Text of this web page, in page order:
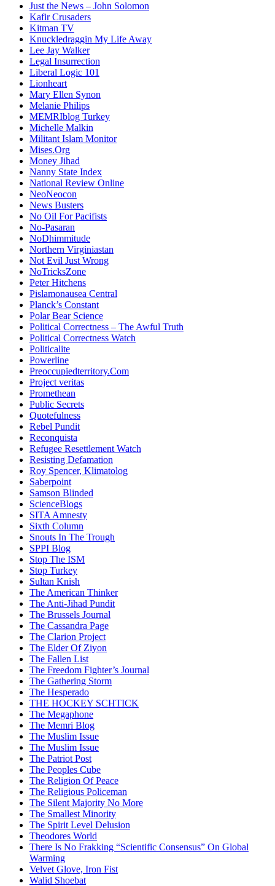
Just the News – John Solomon
Kafir Crusaders
Kitman TV
Knuckledraggin My Life Away
Lee Jay Walker
Legal Insurrection
Liberal Logic 101
Lionheart
Mary Ellen Synon
Melanie Philips
MEMRIblog Turkey
Michelle Malkin
Militant Islam Monitor
Mises.Org
Money Jihad
Nanny State Index
National Review Online
NeoNeocon
News Busters
No Oil For Pacifists
No-Pasaran
NoDhimmitude
Northern Virginiastan
Not Evil Just Wrong
NoTricksZone
Peter Hitchens
Pislamonausea Central
Planck’s Constant
Polar Bear Science
Political Correctness – The Awful Truth
Political Correctness Watch
Politicalite
Powerline
Preoccupiedterritory.Com
Project veritas
Promethean
Public Secrets
Quotefulness
Rebel Pundit
Reconquista
Refugee Resettlement Watch
Resisting Defamation
Roy Spencer, Klimatolog
Saberpoint
Samson Blinded
ScienceBlogs
SITA Amnesty
Sixth Column
Snouts In The Trough
SPPI Blog
Stop The ISM
Stop Turkey
Sultan Knish
The American Thinker
The Anti-Jihad Pundit
The Brussels Journal
The Cassandra Page
The Clarion Project
The Elder Of Ziyon
The Fallen List
The Freedom Fighter’s Journal
The Gathering Storm
The Hesperado
THE HOCKEY SCHTICK
The Megaphone
The Memri Blog
The Muslim Issue
The Muslim Issue
The Patriot Post
The Peoples Cube
The Religion Of Peace
The Religious Policeman
The Silent Majority No More
The Smallest Minority
The Spirit Level Delusion
Theodores World
There Is No Frakking “Scientific Consensus” On Global
Warming
Velvet Glove, Iron Fist
Walid Shoebat